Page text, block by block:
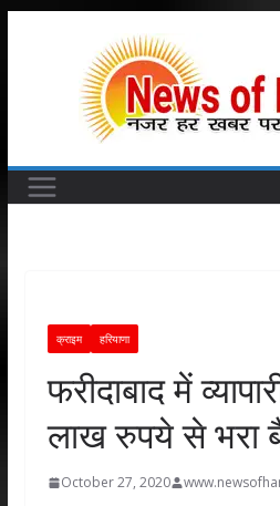
क्राइम हरियाणा
फरीदाबाद में
लाख रुपये से भरा
October 27, 2020